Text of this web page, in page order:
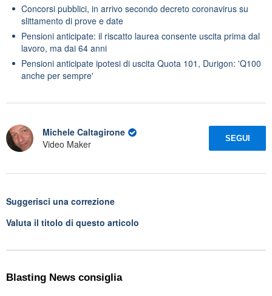
Concorsi pubblici, in arrivo secondo decreto coronavirus su
slittamento di prove e date
Pensioni anticipate: il riscatto laurea consente uscita prima dal
lavoro, ma dai 64 anni
Pensioni anticipate ipotesi di uscita Quota 101, Durigon: 'Q100
anche per sempre'
Michele Caltagirone
Video Maker
SEGUI
Suggerisci una correzione
Valuta il titolo di questo articolo
Blasting News consiglia